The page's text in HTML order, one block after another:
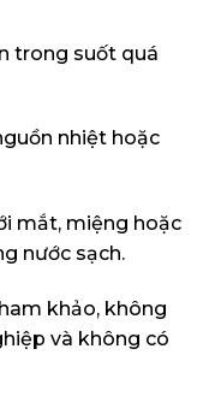
trong suốt quá
nhiệt hoặc
mắt, miệng hoặc
nước sạch.
khảo, không
và không có